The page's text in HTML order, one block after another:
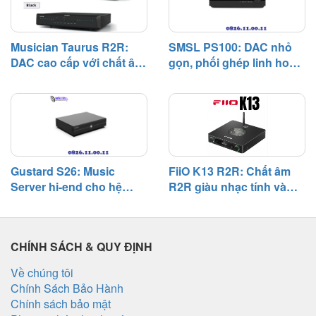
những lựa chọn đáng chú ý đối
sâu chất lượng của nguồn nhạc
Musician Taurus R2R:
DAC cao cấp với chất âm
năng phối ghép rộng
SMSL PS100: DAC nhỏ
gọn, phối ghép linh hoạt,
hệ thống phổ thông
Gustard S26: Music
Server hi-end cho hệ
độ tĩnh và khả năng phối
FiiO K13 R2R: Chất âm
R2R giàu nhạc tính và
đáng nể
CHÍNH SÁCH & QUY ĐỊNH
Về chúng tôi
Chính Sách Bảo Hành
Chính sách bảo mật